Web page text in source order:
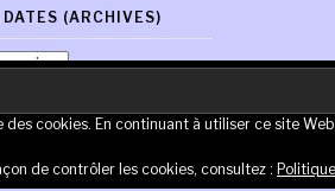
(ARCHIVES)
| Tous droits réservés.
cookies. En continuant à utiliser ce site
de contrôler les cookies, consultez :